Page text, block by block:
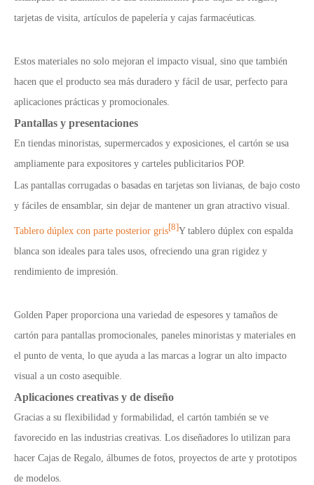
tarjetas de visita, artículos de papelería y cajas farmacéuticas.
Estos materiales no solo mejoran el impacto visual, sino que también
hacen que el producto sea más duradero y fácil de usar, perfecto para
aplicaciones prácticas y promocionales.
Pantallas y presentaciones
En tiendas minoristas, supermercados y exposiciones, el cartón se usa
ampliamente para expositores y carteles publicitarios POP.
Las pantallas corrugadas o basadas en tarjetas son livianas, de bajo costo
y fáciles de ensamblar, sin dejar de mantener un gran atractivo visual.
Tablero dúplex con parte posterior gris[8]Y tablero dúplex con espalda
blanca son ideales para tales usos, ofreciendo una gran rigidez y
rendimiento de impresión.
Golden Paper proporciona una variedad de espesores y tamaños de
cartón para pantallas promocionales, paneles minoristas y materiales en
el punto de venta, lo que ayuda a las marcas a lograr un alto impacto
visual a un costo asequible.
Aplicaciones creativas y de diseño
Gracias a su flexibilidad y formabilidad, el cartón también se ve
favorecido en las industrias creativas. Los diseñadores lo utilizan para
hacer Cajas de Regalo, álbumes de fotos, proyectos de arte y prototipos
de modelos.